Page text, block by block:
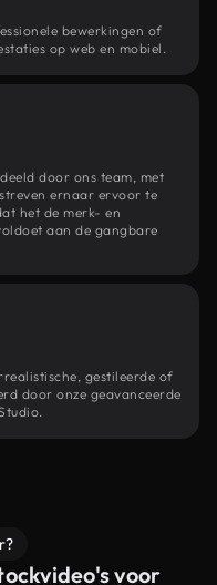
bewerkingen of
op web en mobiel.
door ons team, met
ernaar ervoor te
het de merk- en
aan de gangbare
gestileerde of
door onze geavanceerde
voor